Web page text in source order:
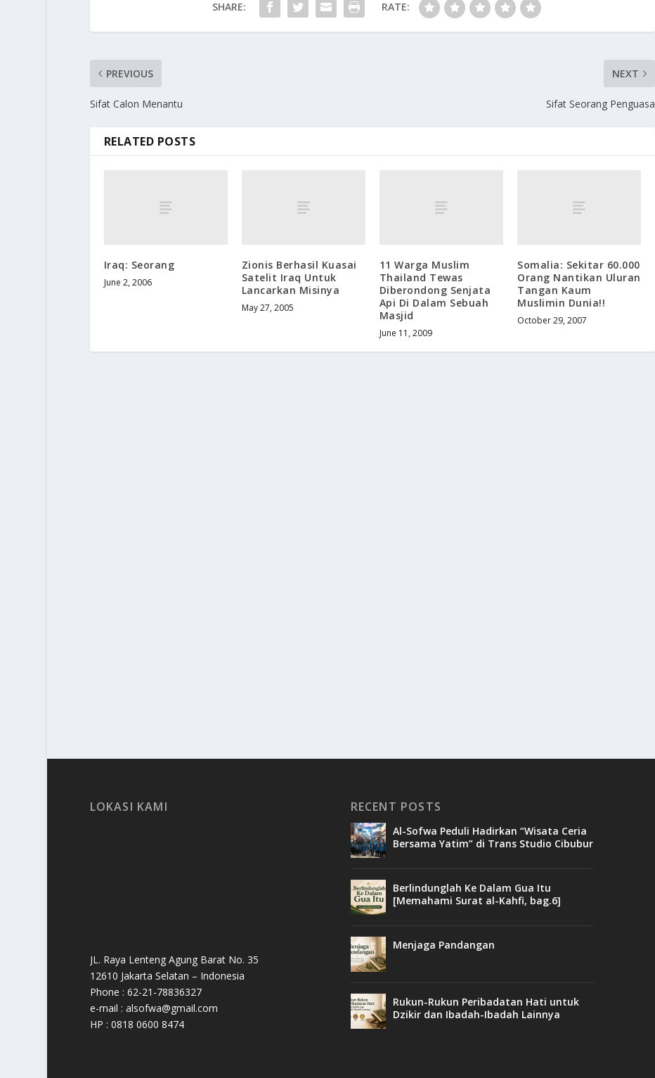
SHARE: RATE:
PREVIOUS
Sifat Calon Menantu
NEXT
Sifat Seorang Penguasa
RELATED POSTS
Iraq: Seorang
June 2, 2006
Zionis Berhasil Kuasai
Satelit Iraq Untuk
Lancarkan Misinya
May 27, 2005
11 Warga Muslim
Thailand Tewas
Diberondong Senjata
Api Di Dalam Sebuah
Masjid
June 11, 2009
Somalia: Sekitar 60.000
Orang Nantikan Uluran
Tangan Kaum
Muslimin Dunia!!
October 29, 2007
LOKASI KAMI
JL. Raya Lenteng Agung Barat No. 35
12610 Jakarta Selatan – Indonesia
Phone : 62-21-78836327
e-mail : alsofwa@gmail.com
HP : 0818 0600 8474
RECENT POSTS
Al-Sofwa Peduli Hadirkan “Wisata Ceria
Bersama Yatim” di Trans Studio Cibubur
Berlindunglah Ke Dalam Gua Itu
[Memahami Surat al-Kahfi, bag.6]
Menjaga Pandangan
Rukun-Rukun Peribadatan Hati untuk
Dzikir dan Ibadah-Ibadah Lainnya